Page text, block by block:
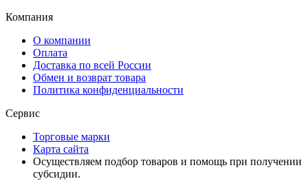
Компания
О компании
Оплата
Доставка по всей России
Обмен и возврат товара
Политика конфиденциальности
Сервис
Торговые марки
Карта сайта
Осуществляем подбор товаров и помощь при получении
субсидии.